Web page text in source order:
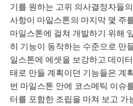
기를 원하는 고위 의사결정자들
사항이 마일스톤의 마지막 몇 주
마일스톤에 걸쳐 개발하기 위해
히 기능이 동작하는 수준으로 만
일스톤에 에셋을 보강하고 데이
태로 만들 계획이던 기능들은 계
번 마일스톤 안에 코스메틱 이슈
터를 포함한 조립을 마쳐 보고 가